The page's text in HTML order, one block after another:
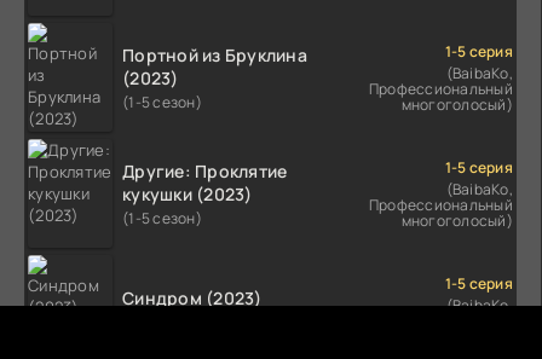
Портной из Бруклина
(2023)
(1-5 сезон)
1-5 серия
(BaibaKo,
Профессиональный
многоголосый)
Другие: Проклятие
кукушки (2023)
(1-5 сезон)
1-5 серия
(BaibaKo,
Профессиональный
многоголосый)
Синдром (2023)
1-5 серия
(BaibaKo,